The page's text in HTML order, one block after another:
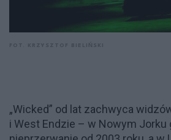
„Wicked” od lat zachwyca
i West Endzie – w Nowym Jorku